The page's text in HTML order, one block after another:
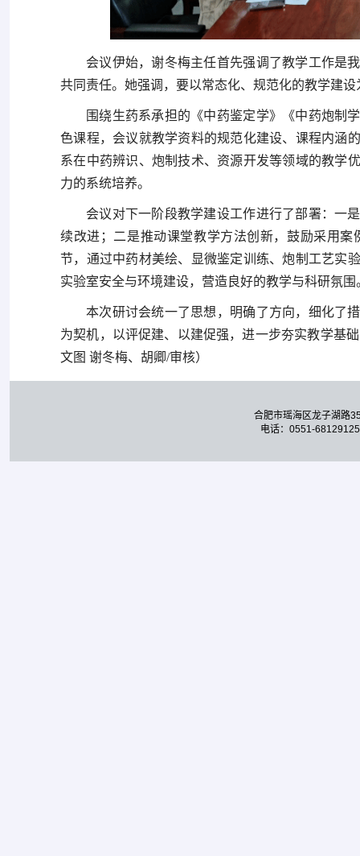
会议伊始，谢冬梅主任首先强调了教学工作是
共同责任。她强调，要以常态化、规范化的教学建
围绕生药系承担的《中药鉴定学》《中药炮制
色课程，会议就教学资料的规范化建设、课程内涵
系在中药辨识、炮制技术、资源开发等领域的教学
力的系统培养。
会议对下一阶段教学建设工作进行了部署：一
续改进；二是推动课堂教学方法创新，鼓励采用
节，通过中药材美绘、显微鉴定训练、炮制工艺实
实验室安全与环境建设，营造良好的教学与科研氛围
本次研讨会统一了思想，明确了方向，细化了
为契机，以评促建、以建促强，进一步夯实教学基
文图 谢冬梅、胡卿/审核）
合肥市瑶海区龙子湖路
电话：0551-